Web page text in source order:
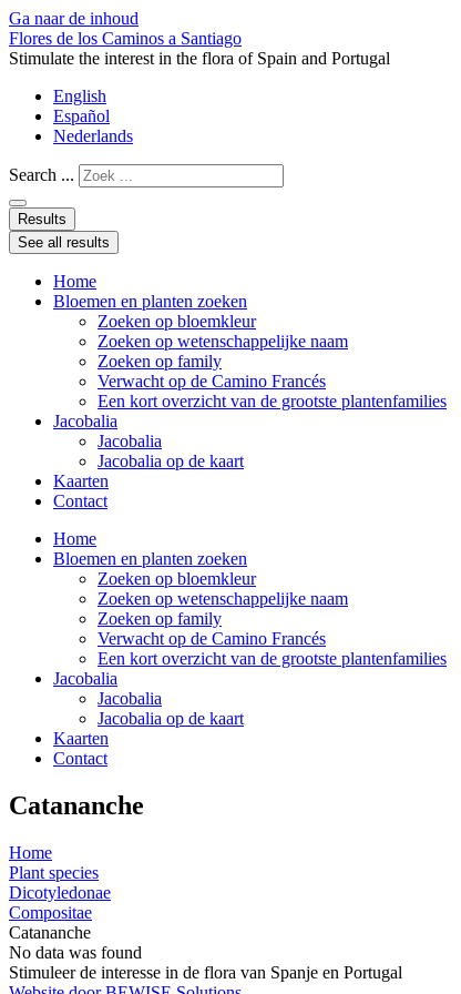
Ga naar de inhoud
Flores de los Caminos a Santiago
Stimulate the interest in the flora of Spain and Portugal
English
Español
Nederlands
Search ...
Results
See all results
Home
Bloemen en planten zoeken
Zoeken op bloemkleur
Zoeken op wetenschappelijke naam
Zoeken op family
Verwacht op de Camino Francés
Een kort overzicht van de grootste plantenfamilies
Jacobalia
Jacobalia
Jacobalia op de kaart
Kaarten
Contact
Home
Bloemen en planten zoeken
Zoeken op bloemkleur
Zoeken op wetenschappelijke naam
Zoeken op family
Verwacht op de Camino Francés
Een kort overzicht van de grootste plantenfamilies
Jacobalia
Jacobalia
Jacobalia op de kaart
Kaarten
Contact
Catananche
Home
Plant species
Dicotyledonae
Compositae
Catananche
No data was found
Stimuleer de interesse in de flora van Spanje en Portugal